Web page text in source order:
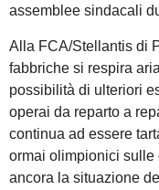
assemblee sindacali
Alla FCA/Stellantis di
fabbriche si respira
possibilità di ulteriori
operai da reparto a
continua ad essere
ormai olimpionici sulle
ancora la situazione